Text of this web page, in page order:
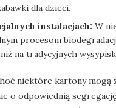
dla dzieci.
instalacjach: W
procesom
na tradycyjnych
niektóre kartony mogą
o odpowiednią